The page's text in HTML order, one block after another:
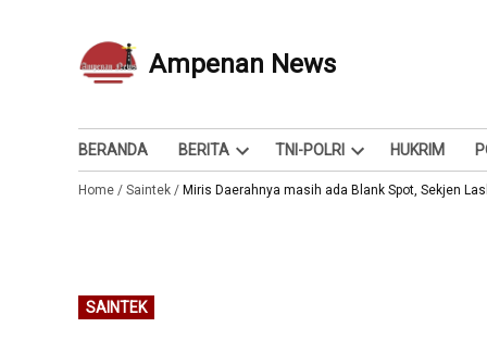
Ampenan News
Berita dan Info
BERANDA BERITA
Open
dropdown
TNI-POLRI
Open
dropdown
HUKRIM
Home / Saintek / Miris Daerahnya masih ada Blank Spot, Sekjen
POSTED
IN
SAINTEK